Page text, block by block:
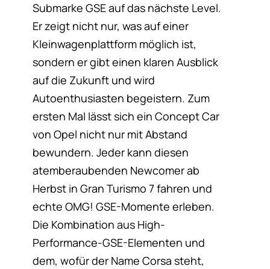
Submarke GSE auf das nächste Level.
Er zeigt nicht nur, was auf einer
Kleinwagenplattform möglich ist,
sondern er gibt einen klaren Ausblick
auf die Zukunft und wird
Autoenthusiasten begeistern. Zum
ersten Mal lässt sich ein Concept Car
von Opel nicht nur mit Abstand
bewundern. Jeder kann diesen
atemberaubenden Newcomer ab
Herbst in Gran Turismo 7 fahren und
echte OMG! GSE-Momente erleben.
Die Kombination aus High-
Performance-GSE-Elementen und
dem, wofür der Name Corsa steht,